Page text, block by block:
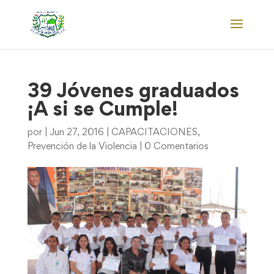
39 Jóvenes graduados
¡A si se Cumple!
por Jun 27, 2016 CAPACITACIONES,
Prevención de la Violencia
0 Comentarios